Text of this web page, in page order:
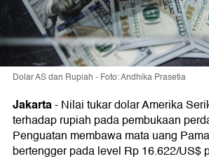
Dolar AS dan Rupiah - Foto: Andhika Prasetia
Jakarta-Nilai tukar dolar Amerika
terhadap rupiah pada pembukaan
Penguatan membawa mata uang
bertengger pada level Rp 16.622/US$